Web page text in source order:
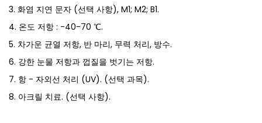
3. 화염 지연 문자 (선택 사항), M1; M2; B1.
4. 온도 저항 : -40-70 ℃.
5. 차가운 균열 저항, 반 마리, 무력 처리, 방수.
6. 강한 눈물 저항과 껍질을 벗기는 저항.
7. 항 - 자외선 처리 (UV). (선택 과목).
8. 아크릴 치료. (선택 사항).